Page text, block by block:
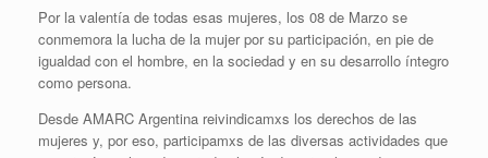
Por la valentía de todas esas mujeres, los 08 de Marzo se
conmemora la lucha de la mujer por su participación, en pie de
igualdad con el hombre, en la sociedad y en su desarrollo íntegro
como persona.
Desde AMARC Argentina reivindicamxs los derechos de las
mujeres y, por eso, participamxs de las diversas actividades que